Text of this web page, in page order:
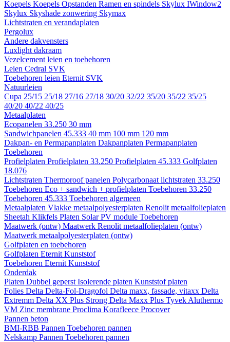
Koepels Koepels Opstanden Ramen en spindels Skylux IWindow2
Skylux Skyshade zonwering Skymax
Lichtstraten en verandaplaten
Pergolux
Andere dakvensters
Luxlight dakraam
Vezelcement leien en toebehoren
Leien Cedral SVK
Toebehoren leien Eternit SVK
Natuurleien
Cupa 25/15 25/18 27/16 27/18 30/20 32/22 35/20 35/22 35/25
40/20 40/22 40/25
Metaalplaten
Ecopanelen 33.250 30 mm
Sandwichpanelen 45.333 40 mm 100 mm 120 mm
Dakpan- en Permapanplaten Dakpanplaten Permapanplaten
Toebehoren
Profielplaten Profielplaten 33.250 Profielplaten 45.333 Golfplaten
18.076
Lichtstraten Thermoroof panelen Polycarbonaat lichtstraten 33.250
Toebehoren Eco + sandwich + profielplaten Toebehoren 33.250
Toebehoren 45.333 Toebehoren algemeen
Metaalplaten Vlakke metaalpolyesterplaten Renolit metaalfolieplaten
Sheetah Klikfels Platen Solar PV module Toebehoren
Maatwerk (ontw) Maatwerk Renolit metaalfolieplaten (ontw)
Maatwerk metaalpolyesterplaten (ontw)
Golfplaten en toebehoren
Golfplaten Eternit Kunststof
Toebehoren Eternit Kunststof
Onderdak
Platen Dubbel geperst Isolerende platen Kunststof platen
Folies Delta Delta-Fol-Dragofol Delta maxx, fassade, vitaxx Delta
Extremm Delta XX Plus Strong Delta Maxx Plus Tyvek Aluthermo
VM Zinc membrane Proclima Korafleece Procover
Pannen beton
BMI-RBB Pannen Toebehoren pannen
Nelskamp Pannen Toebehoren pannen